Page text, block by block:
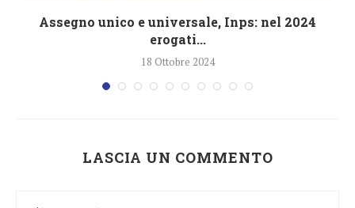
Assegno unico e universale, Inps: nel 2024
erogati...
18 Ottobre 2024
LASCIA UN COMMENTO